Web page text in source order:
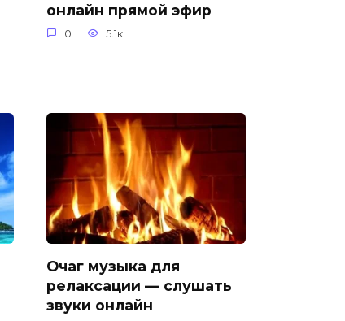
онлайн прямой эфир
0 5.1к.
Очаг музыка для
релаксации — слушать
звуки онлайн